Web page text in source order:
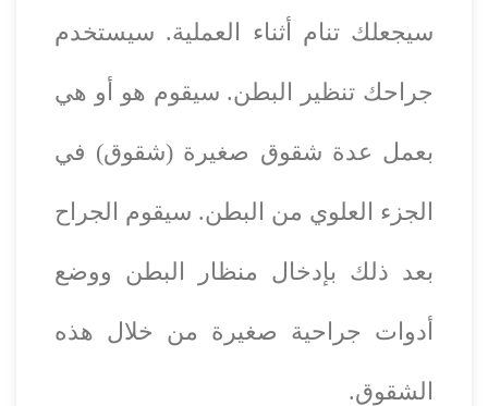
سيجعلك تنام أثناء العملية. سيستخدم
جراحك تنظير البطن. سيقوم هو أو هي
بعمل عدة شقوق صغيرة (شقوق) في
الجزء العلوي من البطن. سيقوم الجراح
بعد ذلك بإدخال منظار البطن ووضع
أدوات جراحية صغيرة من خلال هذه
الشقوق.